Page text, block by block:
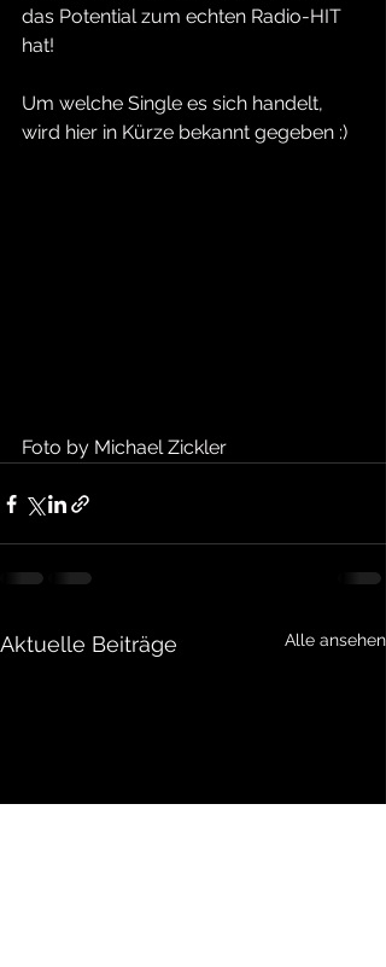
das Potential zum echten Radio-HIT
hat!
Um welche Single es sich handelt,
wird hier in Kürze bekannt gegeben :)
Foto by Michael Zickler
Aktuelle Beiträge Alle ansehen